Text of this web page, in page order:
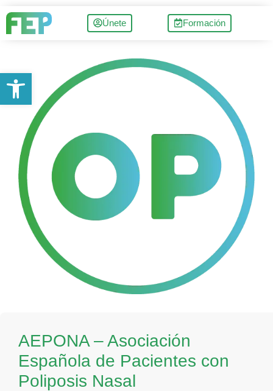
Únete Formación
AEPONA – Asociación
Española de Pacientes con
Poliposis Nasal
Abrir barra de herramientas